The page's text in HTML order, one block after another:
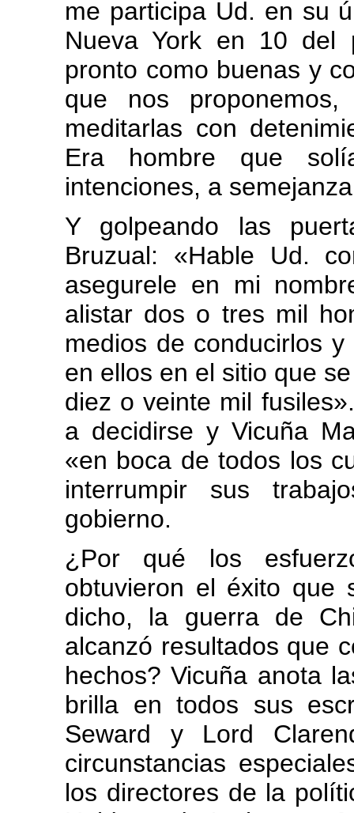
me participa Ud. en su
Nueva York en 10 del
pronto como buenas y
que nos
meditarlas con
Era hombre que
intenciones, a
Y golpeando las
Bruzual: «Hable Ud.
asegurele en mi
alistar dos o tres mil
medios de conducirlos
en ellos en el sitio que
diez o veinte mil
a decidirse y Vicuña
«en boca de todos los
interrumpir sus
gobierno.
¿Por qué los
obtuvieron el éxito que
dicho, la guerra de
alcanzó resultados que
hechos? Vicuña anota
brilla en todos sus
Seward y Lord
circunstancias
los directores de la